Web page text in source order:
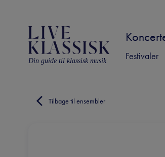
Din guide til klassisk musik Festivaler
Tilbage til ensembler